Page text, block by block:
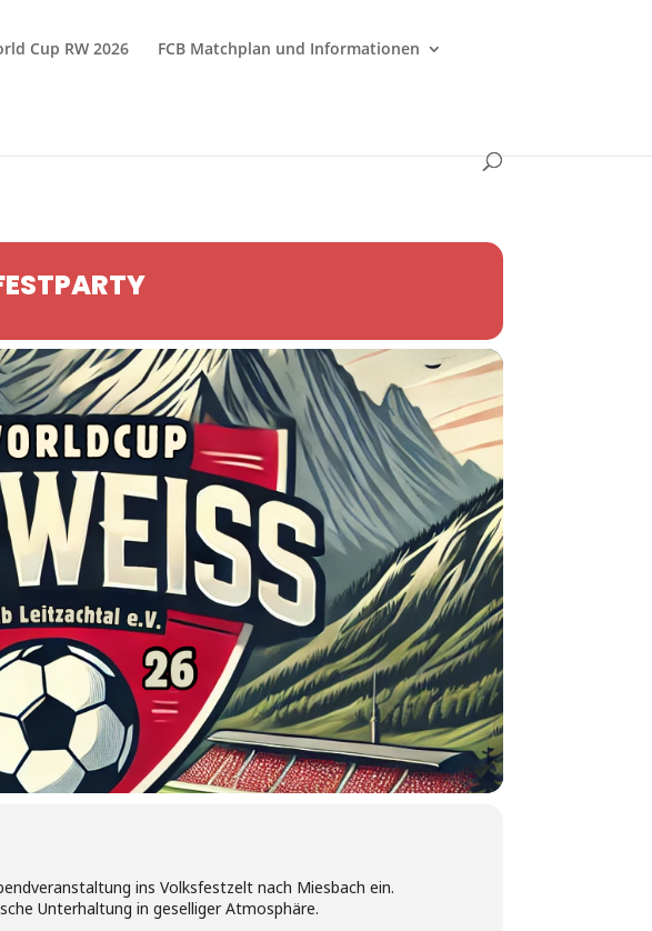
Cup RW 2026 FCB Matchplan und Informationen
ins Volksfestzelt nach Miesbach ein.
Unterhaltung in geselliger Atmosphäre.